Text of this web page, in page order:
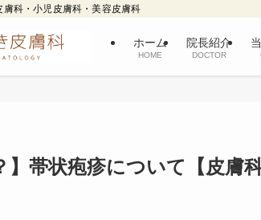
科・小児皮膚科・美容皮膚科
ホーム
HOME
院長紹介
DOCTOR
】帯状疱疹について【皮膚